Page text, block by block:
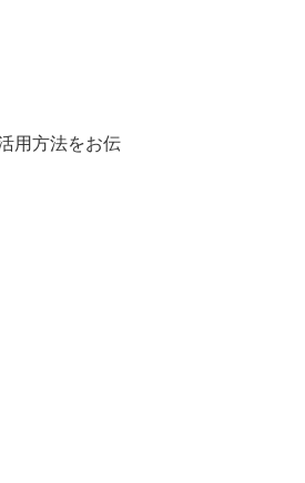
用方法をお伝